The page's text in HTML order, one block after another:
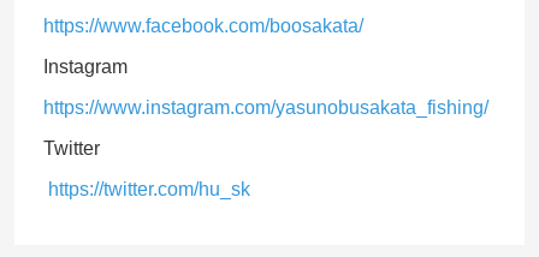
https://www.facebook.com/boosakata/
Instagram
https://www.instagram.com/yasunobusakata_fishing/
Twitter
https://twitter.com/hu_sk